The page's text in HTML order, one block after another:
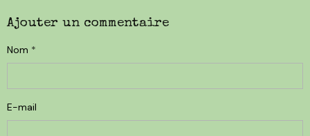
Ajouter un commentaire
Nom
E-mail